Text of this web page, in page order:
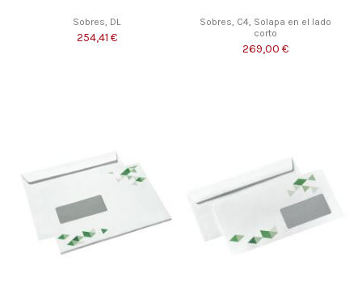
Sobres, DL
254,41 €
Sobres, C4, Solapa en el lado
corto
269,00 €